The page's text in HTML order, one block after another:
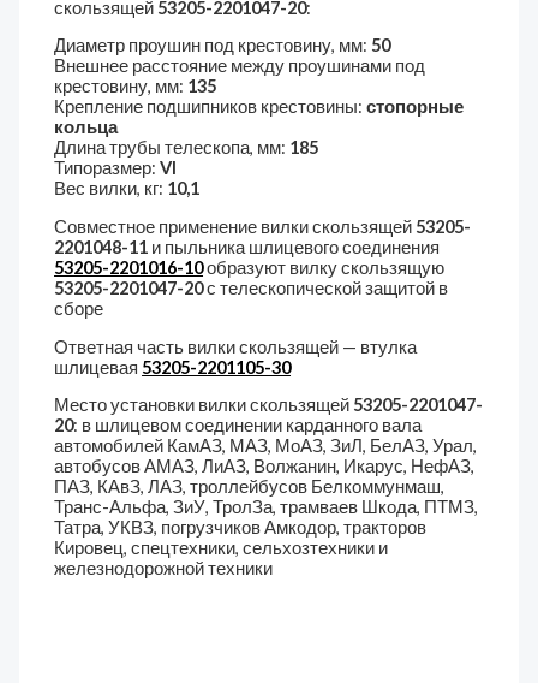
скользящей 53205-2201047-20:
Диаметр проушин под крестовину, мм: 50
Внешнее расстояние между проушинами под
крестовину, мм: 135
Крепление подшипников крестовины:стопорные
кольца
Длина трубы телескопа, мм: 185
Типоразмер:VI
Вес вилки, кг: 10,1
Совместное применение вилки скользящей 53205-
2201048-11 и пыльника шлицевого соединения
53205-2201016-10образуют вилку скользящую
53205-2201047-20с телескопической защитой в
сборе
Ответная часть вилки скользящей — втулка
шлицевая 53205-2201105-30
Место установки вилки скользящей 53205-2201047-
20: в шлицевом соединении карданного вала
автомобилей КамАЗ, МАЗ, МоАЗ, ЗиЛ, БелАЗ, Урал,
автобусов АМАЗ, ЛиАЗ, Волжанин, Икарус, НефАЗ,
ПАЗ, КАвЗ, ЛАЗ, троллейбусов Белкоммунмаш,
Транс-Альфа, ЗиУ, ТролЗа, трамваев Шкода, ПТМЗ,
Татра, УКВЗ, погрузчиков Амкодор, тракторов
Кировец, спецтехники, сельхозтехники и
железнодорожной техники